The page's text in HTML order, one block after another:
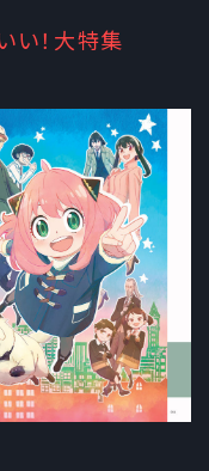
い！大特集